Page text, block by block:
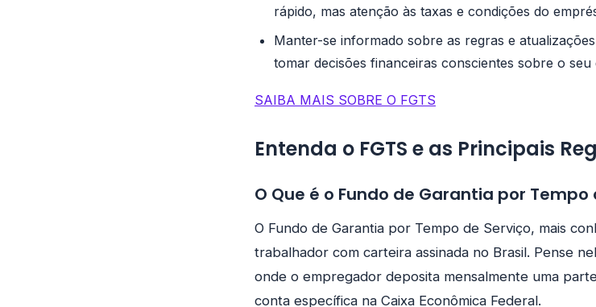
rápido, mas atenção às taxas e condições do
Manter-se informado sobre as regras e
tomar decisões financeiras conscientes sobre o seu
SAIBA MAIS SOBRE O FGTS
Entenda o FGTS e as Principais
O Que é o Fundo de Garantia por Tempo
O Fundo de Garantia por Tempo de Serviço, mais
trabalhador com carteira assinada no Brasil. Pense
onde o empregador deposita mensalmente uma
conta específica na Caixa Econômica Federal.